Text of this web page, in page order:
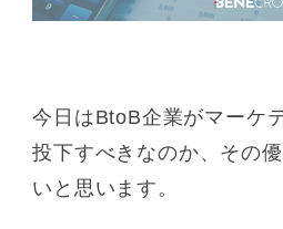
今日はBtoB企業がマーケ
投下すべきなのか、その
いと思います。